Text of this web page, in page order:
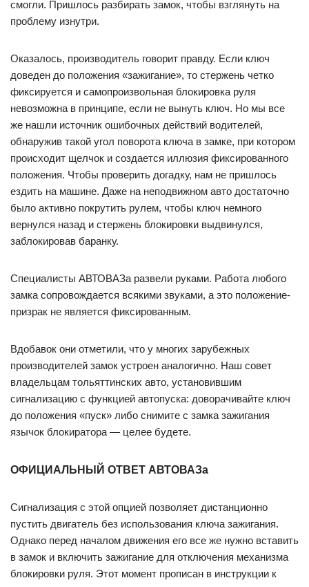
смогли. Пришлось разбирать замок, чтобы взглянуть на
проблему изнутри.
Оказалось, производитель говорит правду. Если ключ
доведен до положения «зажигание», то стержень четко
фиксируется и самопроизвольная блокировка руля
невозможна в принципе, если не вынуть ключ. Но мы все
же нашли источник ошибочных действий водителей,
обнаружив такой угол поворота ключа в замке, при котором
происходит щелчок и создается иллюзия фиксированного
положения. Чтобы проверить догадку, нам не пришлось
ездить на машине. Даже на неподвижном авто достаточно
было активно покрутить рулем, чтобы ключ немного
вернулся назад и стержень блокировки выдвинулся,
заблокировав баранку.
Специалисты АВТОВАЗа развели руками. Работа любого
замка сопровождается всякими звуками, а это положение-
призрак не является фиксированным.
Вдобавок они отметили, что у многих зарубежных
производителей замок устроен аналогично. Наш совет
владельцам тольяттинских авто, установившим
сигнализацию с функцией автопуска: доворачивайте ключ
до положения «пуск» либо снимите с замка зажигания
язычок блокиратора — целее будете.
ОФИЦИАЛЬНЫЙ ОТВЕТ АВТОВАЗа
Сигнализация с этой опцией позволяет дистанционно
пустить двигатель без использования ключа зажигания.
Однако перед началом движения его все же нужно вставить
в замок и включить зажигание для отключения механизма
блокировки руля. Этот момент прописан в инструкции к